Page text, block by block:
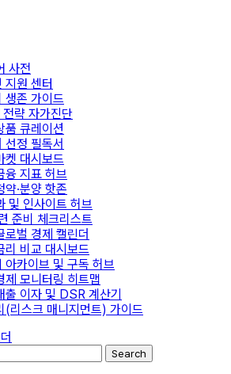
사전
지원 센터
생존 가이드
전략 자가진단
품 큐레이션
선정 필독서
켓 대시보드
융 지표 허브
약·분양 핫존
및 인사이트 허브
준비 체크리스트
로벌 경제 캘린더
리 비교 대시보드
아카이브 및 구독 허브
제 모니터링 히트맵
출 이자 및 DSR 계산기
(리스크 매니지먼트) 가이드
Search